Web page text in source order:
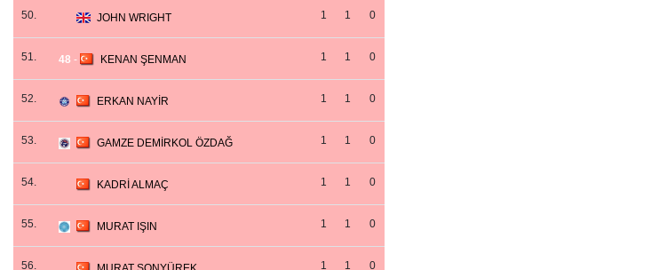
50. JOHN WRIGHT 1 1 0
51. 48 - KENAN ŞENMAN 1 1 0
52. ERKAN NAYİR 1 1 0
53. GAMZE DEMİRKOL ÖZDAĞ 1 1 0
54. KADRİ ALMAÇ 1 1 0
55. MURAT IŞIN 1 1 0
56. 1 1 0